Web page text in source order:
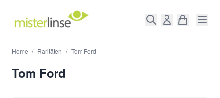
Home / Raritäten / Tom Ford
Tom Ford